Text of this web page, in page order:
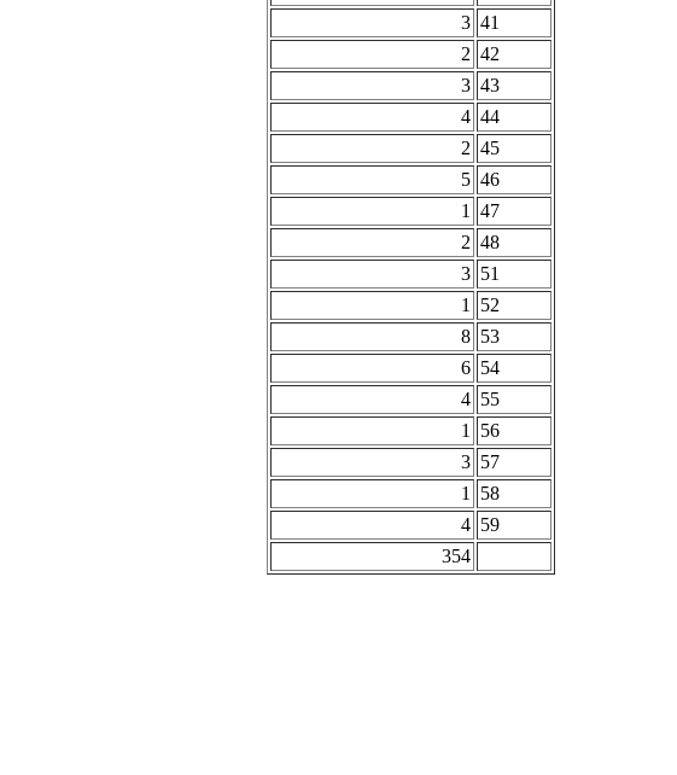
3 41
2 42
3 43
4 44
2 45
5 46
1
47
2 48
3 51
1
52
8 53
6 54
4 55
1
56
3 57
1
58
4 59
354